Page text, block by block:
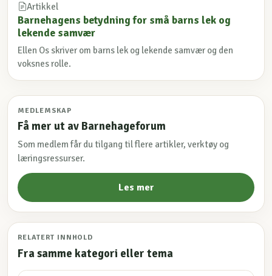
Artikkel
Barnehagens betydning for små barns lek og
lekende samvær
Ellen Os skriver om barns lek og lekende samvær og den
voksnes rolle.
MEDLEMSKAP
Få mer ut av Barnehageforum
Som medlem får du tilgang til flere artikler, verktøy og
læringsressurser.
Les mer
RELATERT INNHOLD
Fra samme kategori eller tema